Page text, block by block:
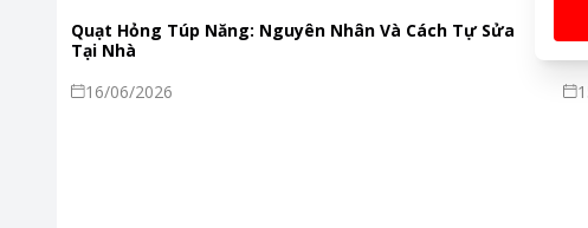
Quạt Hỏng Túp Năng: Nguyên Nhân Và Cách Tự Sửa
Tại Nhà
16/06/2026